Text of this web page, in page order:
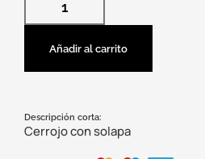
Añadir al carrito
Descripción corta:
Cerrojo con solapa